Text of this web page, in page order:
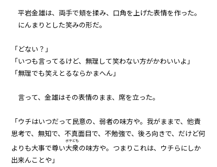
一章
代表会議（２）
代表会議（３）
代表会議（４）
一章
ギルド委員会（１）
平岩金雄は、両手で頬を揉み、口角を上げた表情を作った。
にんまりとした笑みの形だ。
「どない？」
「いつも言ってるけど、無理して笑わない方がかわいいよ」
「無理でも笑えとるならかまへん」
言って、金雄はその表情のまま、席を立った。
「ウチはいつだって民意の、弱者の味方や。我がままで、他責
思考で、無知で、不真面目で、不勉強で、後ろ向きで、だけど何
よりも大事で尊い大衆
ボケども
の味方や。――つまりこれは、ウチらにしか
出来んことや」